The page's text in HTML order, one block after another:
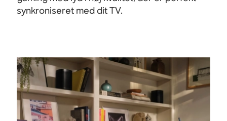
synkroniseret med dit TV.